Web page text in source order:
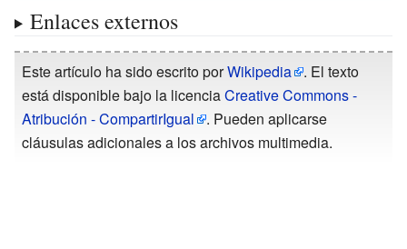
Enlaces externos
Este artículo ha sido escrito porWikipedia
. El texto
está disponible bajo la licenciaCreative Commons -
Atribución - CompartirIgual
. Pueden aplicarse
cláusulas adicionales a los archivos multimedia.